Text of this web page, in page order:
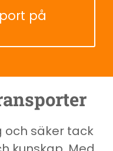
på
och säker tack